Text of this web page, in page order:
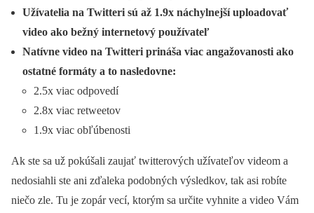
Užívatelia na Twitteri sú až 1.9x náchylnejší uploadovať
video ako bežný internetový používateľ
Natívne video na Twitteri prináša viac angažovanosti ako
ostatné formáty a to nasledovne:
2.5x viac odpovedí
2.8x viac retweetov
1.9x viac obľúbenosti
Ak ste sa už pokúšali zaujať twitterových užívateľov videom a
nedosiahli ste ani zďaleka podobných výsledkov, tak asi robíte
niečo zle. Tu je zopár vecí, ktorým sa určite vyhnite a video Vám